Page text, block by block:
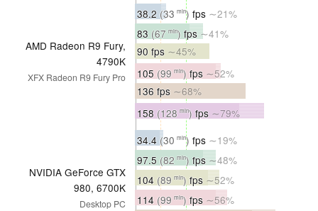
AMD Radeon R9 Fury,
4790K
XFX Radeon R9 Fury Pro
38.2 (33 min) fps ∼21%
83 (67 min) fps∼41%
90 fps ∼45%
105 (99 min) fps ∼52%
136 fps ∼68%
158 (128 min) fps ∼79%
NVIDIA GeForce GTX
980, 6700K
Desktop PC
34.4 (30 min) fps ∼19%
97.5 (82 min) fps∼48%
104 (89 min) fps ∼52%
114 (99 min) fps ∼56%